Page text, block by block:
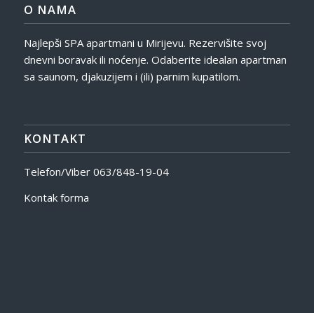
O NAMA
Najlepši SPA apartmani u Mirijevu. Rezervišite svoj
dnevni boravak ili noćenje. Odaberite idealan apartman
sa saunom, djakuzijem i (ili) parnim kupatilom.
KONTAKT
Telefon/Viber 063/848-19-04
Kontak forma